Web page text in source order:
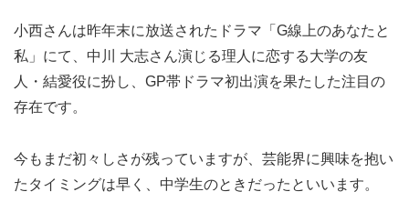
小西さんは昨年末に放送されたドラマ「G線上のあなたと
私」にて、中川 大志さん演じる理人に恋する大学の友
人・結愛役に扮し、GP帯ドラマ初出演を果たした注目の
存在です。
今もまだ初々しさが残っていますが、芸能界に興味を抱い
たタイミングは早く、中学生のときだったといいます。